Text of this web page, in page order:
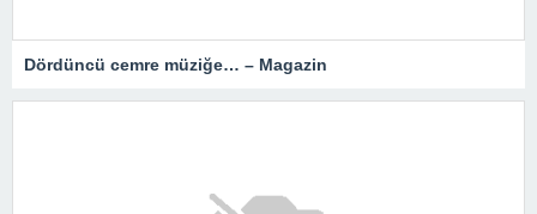
Dördüncü cemre müziğe… – Magazin